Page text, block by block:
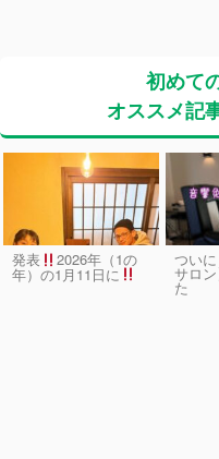
初めて
オススメ記
発表 2026年（1の
年）の1月11日に
つい
サロ
た